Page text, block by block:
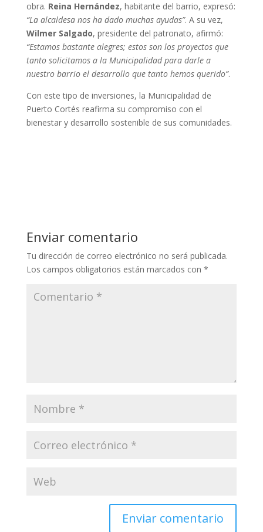
obra. Reina Hernández, habitante del barrio, expresó:
“La alcaldesa nos ha dado muchas ayudas”. A su vez,
Wilmer Salgado, presidente del patronato, afirmó:
“Estamos bastante alegres; estos son los proyectos que
tanto solicitamos a la Municipalidad para darle a
nuestro barrio el desarrollo que tanto hemos querido”.
Con este tipo de inversiones, la Municipalidad de
Puerto Cortés reafirma su compromiso con el
bienestar y desarrollo sostenible de sus comunidades.
Enviar comentario
Tu dirección de correo electrónico no será publicada.
Los campos obligatorios están marcados con *